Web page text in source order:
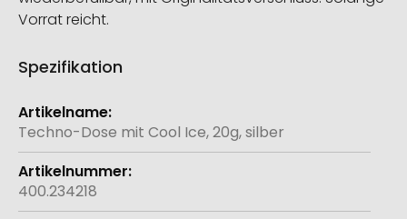
Vorrat reicht.
Spezifikation
Weitere
Informationen
Techno-Dose mit Cool Ice, 20g, silber
400.234218